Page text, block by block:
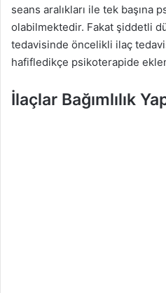
seans aralıkları ile tek başına
olabilmektedir. Fakat şiddetli
tedavisinde öncelikli ilaç
hafifledikçe psikoterapide
İlaçlar Bağımlılık